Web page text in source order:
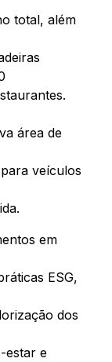
total, além
área de
veículos
em
ESG,
dos
estar e